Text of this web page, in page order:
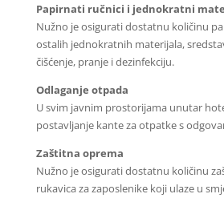
Papirnati ručnici i jednokratni
Nužno je osigurati dostatnu količinu
ostalih jednokratnih materijala,
čišćenje, pranje i dezinfekciju.
Odlaganje otpada
U svim javnim prostorijama unutar
postavljanje kante za otpatke s
Zaštitna oprema
Nužno je osigurati dostatnu količinu
rukavica za zaposlenike koji ulaze u